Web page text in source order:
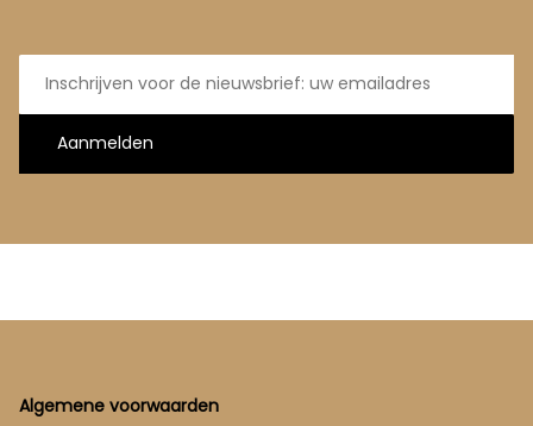
E-
mailadres
Aanmelden
Footer
Algemene voorwaarden